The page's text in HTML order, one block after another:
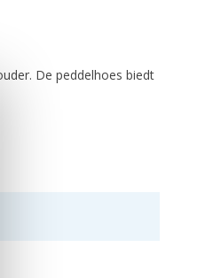
De peddelhoes biedt